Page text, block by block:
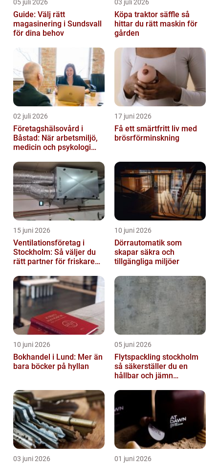
05 juli 2026
Guide: Välj rätt
magasinering i Sundsvall
för dina behov
03 juli 2026
Köpa traktor säffle så
hittar du rätt maskin för
gården
02 juli 2026
Företagshälsovård i
Båstad: När arbetsmiljö,
medicin och psykologi
17 juni 2026
Få ett smärtfritt liv med
brösrförminskning
15 juni 2026
Ventilationsföretag i
Stockholm: Så väljer du
rätt partner för friskare
10 juni 2026
Dörrautomatik som
skapar säkra och
tillgängliga miljöer
10 juni 2026
Bokhandel i Lund: Mer än
bara böcker på hyllan
05 juni 2026
Flytspackling stockholm
så säkerställer du en
hållbar och jämn
03 juni 2026 01 juni 2026